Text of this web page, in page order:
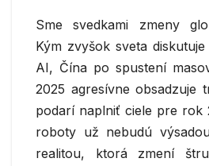
Sme svedkami zmeny
Kým zvyšok sveta
AI, Čína po spustení
2025 agresívne obsadzuje
podarí naplniť ciele pre rok
roboty už nebudú
realitou, ktorá zmení